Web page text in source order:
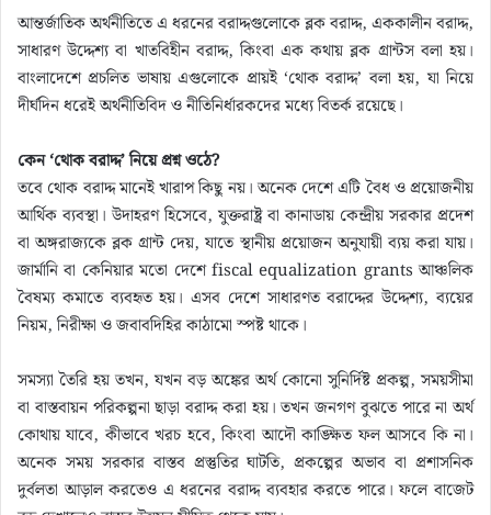
আন্তর্জাতিক অর্থনীতিতে এ ধরনের বরাদ্দগুলোকে ব্লক বরাদ্দ, এককালীন বরাদ্দ,
সাধারণ উদ্দেশ্য বা খাতবিহীন বরাদ্দ, কিংবা এক কথায় ব্লক গ্রান্টস বলা হয়।
বাংলাদেশে প্রচলিত ভাষায় এগুলোকে প্রায়ই ‘থোক বরাদ্দ’ বলা হয়, যা নিয়ে
দীর্ঘদিন ধরেই অর্থনীতিবিদ ও নীতিনির্ধারকদের মধ্যে বিতর্ক রয়েছে।
কেন ‘থোক বরাদ্দ’ নিয়ে প্রশ্ন ওঠে?
তবে থোক বরাদ্দ মানেই খারাপ কিছু নয়। অনেক দেশে এটি বৈধ ও প্রয়োজনীয়
আর্থিক ব্যবস্থা। উদাহরণ হিসেবে, যুক্তরাষ্ট্র বা কানাডায় কেন্দ্রীয় সরকার প্রদেশ
বা অঙ্গরাজ্যকে ব্লক গ্রান্ট দেয়, যাতে স্থানীয় প্রয়োজন অনুযায়ী ব্যয় করা যায়।
জার্মানি বা কেনিয়ার মতো দেশে fiscal equalization grants আঞ্চলিক
বৈষম্য কমাতে ব্যবহৃত হয়। এসব দেশে সাধারণত বরাদ্দের উদ্দেশ্য, ব্যয়ের
নিয়ম, নিরীক্ষা ও জবাবদিহির কাঠামো স্পষ্ট থাকে।
সমস্যা তৈরি হয় তখন, যখন বড় অঙ্কের অর্থ কোনো সুনির্দিষ্ট প্রকল্প, সময়সীমা
বা বাস্তবায়ন পরিকল্পনা ছাড়া বরাদ্দ করা হয়। তখন জনগণ বুঝতে পারে না অর্থ
কোথায় যাবে, কীভাবে খরচ হবে, কিংবা আদৌ কাঙ্ক্ষিত ফল আসবে কি না।
অনেক সময় সরকার বাস্তব প্রস্তুতির ঘাটতি, প্রকল্পের অভাব বা প্রশাসনিক
দুর্বলতা আড়াল করতেও এ ধরনের বরাদ্দ ব্যবহার করতে পারে। ফলে বাজেট